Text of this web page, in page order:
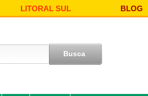
LITORAL SUL BLOG